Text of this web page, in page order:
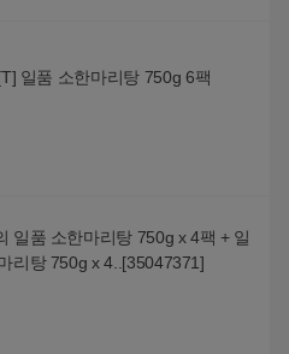
일품 소한마리탕 750g 6팩
일품 소한마리탕 750g x 4팩 + 일
리탕 750g x 4..[35047371]